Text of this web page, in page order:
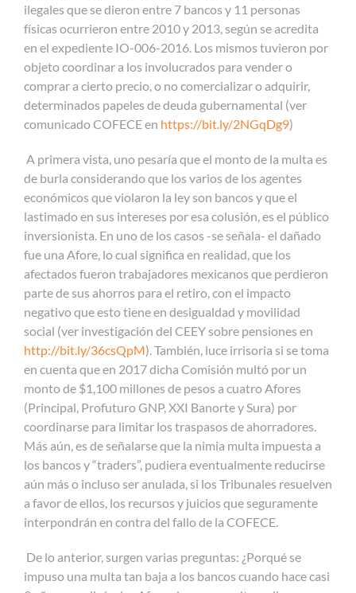
ilegales que se dieron entre 7 bancos y 11 personas
físicas ocurrieron entre 2010 y 2013, según se acredita
en el expediente IO-006-2016 Los mismos tuvieron por
objeto coordinar a los involucrados para vender o
comprar a cierto precio, o no comercializar o adquirir,
determinados papeles de deuda gubernamental (ver
comunicado COFECE en https://bit.ly/2NGqDg9)
A primera vista, uno pesaría que el monto de la multa es
de burla considerando que los varios de los agentes
económicos que violaron la ley son bancos y que el
lastimado en sus intereses por esa colusión, es el público
inversionista. En uno de los casos -se señala- el dañado
fue una Afore, lo cual significa en realidad, que los
afectados fueron trabajadores mexicanos que perdieron
parte de sus ahorros para el retiro, con el impacto
negativo que esto tiene en desigualdad y movilidad
social (ver investigación del CEEY sobre pensiones en
http://bit.ly/36csQpM). También, luce irrisoria si se toma
en cuenta que en 2017 dicha Comisión multó por un
monto de $1,100 millones de pesos a cuatro Afores
(Principal, Profuturo GNP, XXI Banorte y Sura) por
coordinarse para limitar los traspasos de ahorradores.
Más aún, es de señalarse que la nimia multa impuesta a
los bancos y “traders”, pudiera eventualmente reducirse
aún más o incluso ser anulada, si los Tribunales resuelven
a favor de ellos, los recursos y juicios que seguramente
interpondrán en contra del fallo de la COFECE.
De lo anterior, surgen varias preguntas: ¿Porqué se
impuso una multa tan baja a los bancos cuando hace casi